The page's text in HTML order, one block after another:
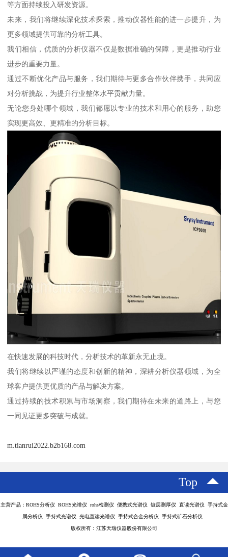
等方面持续投入研发资源。
未来，我们将继续深化技术探索，推动仪器性能的进一步提升，为
更多领域提供可靠的分析工具。
我们相信，优质的分析仪器不仅是数据准确的保障，更是推动行业
进步的重要力量。
通过不断优化产品与服务，我们期待与更多合作伙伴携手，共同应
对分析挑战，为提升行业整体水平贡献力量。
无论您身处哪个领域，我们都愿以专业的技术和用心的服务，助您
实现更高效、更精准的分析目标。
在快速发展的科技时代，分析技术的革新永无止境。
我们将继续以严谨的态度和创新的精神，深耕分析仪器领域，为全
球客户提供更优质的产品与解决方案。
通过持续的技术积累与市场洞察，我们期待在未来的道路上，与您
一同见证更多突破与成就。
m.tianrui2022.b2b168.com
Top
主营产品：ROHS分析仪 ROHS光谱仪 rohs检测仪 便携式光谱仪 镀层测厚仪 直读光谱仪 手持式金
属分析仪 手持式光谱仪 光电直读光谱仪 手持式合金分析仪 手持式矿石分析仪
版权所有：江苏天瑞仪器股份有限公司